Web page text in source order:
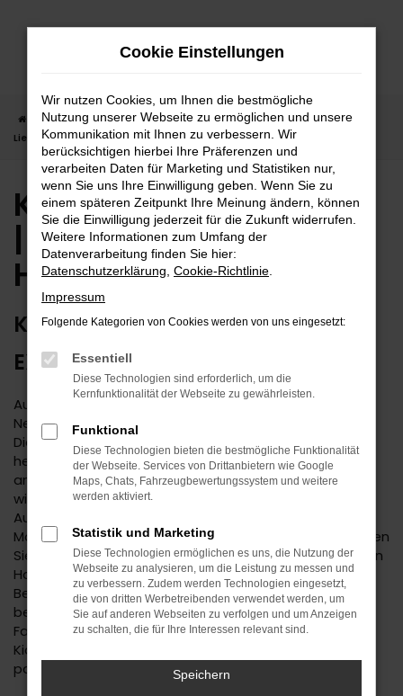
Zum
Startseite Horb Kia Kia Picanto
Kia Picanto Neuwagen |
Lieferservice nach Horb
Kia Picanto Neuwagen
| Lieferservice nach
Horb
KIA PICANTO NEUWAGEN –
EXTRAKLASSE FÜR HORB
Autofans und -experten geraten bereits bei der
Nennung des Kia Picanto Neuwagens in Begeisterung.
Dieses Fahrzeug hat einfach alles, was man sich in der
heutigen Zeit für seine Mobilität in Horb oder einem
anderen Ort wünscht. Da ist das Design, das immer
wieder gelobt wird, da sind aber auch die zahlreichen
Ausstattungsmerkmale und die effiziente
Motorisierung. Mit einem Kia Picanto Neuwagen machen
Sie alles richtig und dürfen sich für Ihr neues Fahrzeug in
Horb auch noch auf einen erstklassigen Preis freuen.
Beim Autohaus Daub setzen wir auf Individualität und
beraten Sie immer persönlich und mit größter
Fachkompetenz. Wir stellen sicher, dass Sie exakt den
Kia Picanto Neuwagen erhalten, der zu Ihnen und Horb
passt.
Cookie Einstellungen
Wir nutzen Cookies, um Ihnen die bestmögliche
Nutzung unserer Webseite zu ermöglichen und unsere
Kommunikation mit Ihnen zu verbessern. Wir
berücksichtigen hierbei Ihre Präferenzen und
verarbeiten Daten für Marketing und Statistiken nur,
wenn Sie uns Ihre Einwilligung geben. Wenn Sie zu
einem späteren Zeitpunkt Ihre Meinung ändern, können
Sie die Einwilligung jederzeit für die Zukunft widerrufen.
Weitere Informationen zum Umfang der
Datenverarbeitung finden Sie hier:
Datenschutzerklärung Cookie-Richtlinie
Impressum
Folgende Kategorien von Cookies werden von uns eingesetzt:
Essentiell
Diese Technologien sind erforderlich, um die
Kernfunktionalität der Webseite zu gewährleisten.
Funktional
Diese Technologien bieten die bestmögliche Funktionalität
der Webseite. Services von Drittanbietern wie Google
Maps, Chats, Fahrzeugbewertungssystem und weitere
werden aktiviert.
Statistik und Marketing
Diese Technologien ermöglichen es uns, die Nutzung der
Webseite zu analysieren, um die Leistung zu messen und
zu verbessern. Zudem werden Technologien eingesetzt,
die von dritten Werbetreibenden verwendet werden, um
Sie auf anderen Webseiten zu verfolgen und um Anzeigen
zu schalten, die für Ihre Interessen relevant sind.
Speichern